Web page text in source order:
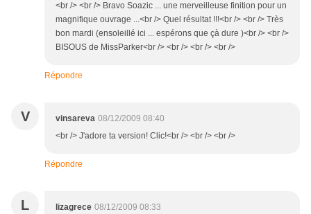
<br /> <br /> Bravo Soazic ... une merveilleuse finition pour un
magnifique ouvrage ...<br /> Quel résultat !!!<br /> <br /> Très
bon mardi (ensoleillé ici ... espérons que çà dure )<br /> <br />
BISOUS de MissParker<br /> <br /> <br /> <br />
Répondre
V vinsareva 08/12/2009 08:40
<br /> J'adore ta version! Clic!<br /> <br /> <br />
Répondre
L lizagrece 08/12/2009 08:33